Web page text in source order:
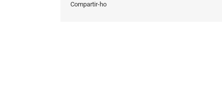
Compartir-ho